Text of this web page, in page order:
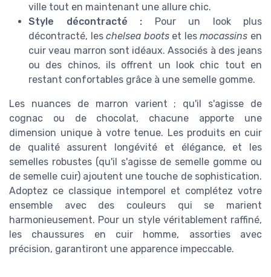
ville tout en maintenant une allure chic.
Style décontracté : Pour un look plus
décontracté, leschelsea bootset lesmocassins en
cuir veau marron sont idéaux. Associés à des jeans
ou des chinos, ils offrent un look chic tout en
restant confortables grâce à une semelle gomme.
Les nuances de marron varient ; qu'il s'agisse de
cognac ou de chocolat, chacune apporte une
dimension unique à votre tenue. Les produits en cuir
de qualité assurent longévité et élégance, et les
semelles robustes (qu'il s'agisse de semelle gomme ou
de semelle cuir) ajoutent une touche de sophistication.
Adoptez ce classique intemporel et complétez votre
ensemble avec des couleurs qui se marient
harmonieusement. Pour un style véritablement raffiné,
les chaussures en cuir homme, assorties avec
précision, garantiront une apparence impeccable.